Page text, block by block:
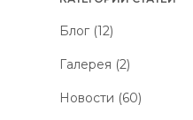
Блог (12)
Галерея (2)
Новости (60)